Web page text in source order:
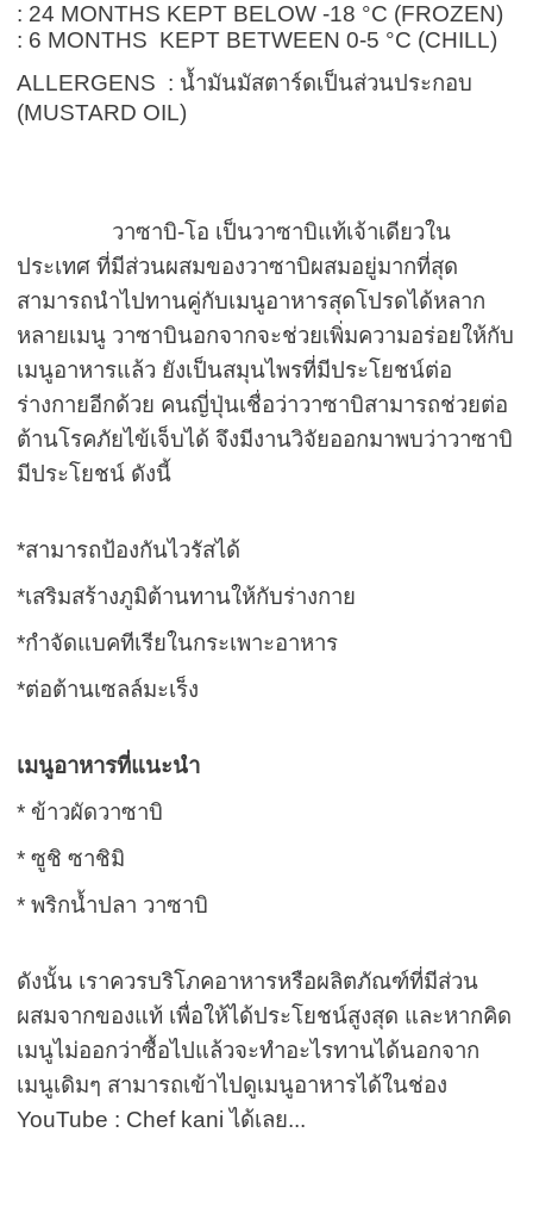
: 24 MONTHS KEPT BELOW -18 °C (FROZEN)
: 6 MONTHS KEPT BETWEEN 0-5 °C (CHILL)
ALLERGENS : น้ำมันมัสตาร์ดเป็นส่วนประกอบ
(MUSTARD OIL)
วาซาบิ-โอ เป็นวาซาบิแท้เจ้าเดียวใน
ประเทศ ที่มีส่วนผสมของวาซาบิผสมอยู่มากที่สุด
สามารถนำไปทานคู่กับเมนูอาหารสุดโปรดได้หลาก
หลายเมนู วาซาบินอกจากจะช่วยเพิ่มความอร่อยให้กับ
เมนูอาหารแล้ว ยังเป็นสมุนไพรที่มีประโยชน์ต่อ
ร่างกายอีกด้วย คนญี่ปุ่นเชื่อว่าวาซาบิสามารถช่วยต่อ
ต้านโรคภัยไข้เจ็บได้ จึงมีงานวิจัยออกมาพบว่าวาซาบิ
มีประโยชน์ ดังนี้
*สามารถป้องกันไวรัสได้
*เสริมสร้างภูมิต้านทานให้กับร่างกาย
*กำจัดแบคทีเรียในกระเพาะอาหาร
*ต่อต้านเซลล์มะเร็ง
เมนูอาหารที่แนะนำ
* ข้าวผัดวาซาบิ
* ซูชิ ซาชิมิ
* พริกน้ำปลา วาซาบิ
ดังนั้น เราควรบริโภคอาหารหรือผลิตภัณฑ์ที่มีส่วน
ผสมจากของแท้ เพื่อให้ได้ประโยชน์สูงสุด และหากคิด
เมนูไม่ออกว่าซื้อไปแล้วจะทำอะไรทานได้นอกจาก
เมนูเดิมๆ สามารถเข้าไปดูเมนูอาหารได้ในช่อง
YouTube : Chef kani ได้เลย...